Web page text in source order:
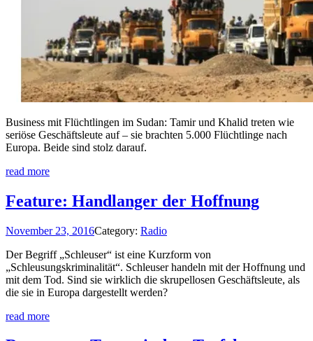
Business mit Flüchtlingen im Sudan: Tamir und Khalid treten wie
seriöse Geschäftsleute auf – sie brachten 5.000 Flüchtlinge nach
Europa. Beide sind stolz darauf.
read more
Feature: Handlanger der Hoffnung
November 23, 2016Category: Radio
Der Begriff „Schleuser“ ist eine Kurzform von
„Schleusungskriminalität“. Schleuser handeln mit der Hoffnung und
mit dem Tod. Sind sie wirklich die skrupellosen Geschäftsleute, als
die sie in Europa dargestellt werden?
read more